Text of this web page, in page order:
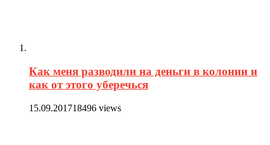
Как меня разводили на деньги в колонии и
как от этого уберечься
15.09.201718496 views